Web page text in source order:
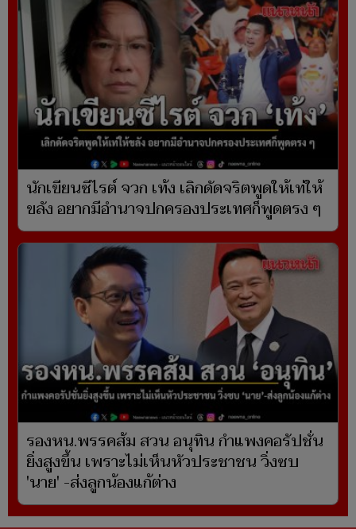
นักเขียนซีไรต์ จวก เท้ง เลิกดัดจริตพูดให้เท่ให้
ขลัง อยากมีอำนาจปกครองประเทศก็พูดตรง ๆ
รองหน.พรรคส้ม สวน อนุทิน กำแพงคอรัปชั่น
ยิ่งสูงขึ้น เพราะไม่เห็นหัวประชาชน วิ่งซบ
'นาย' -ส่งลูกน้องแก้ต่าง